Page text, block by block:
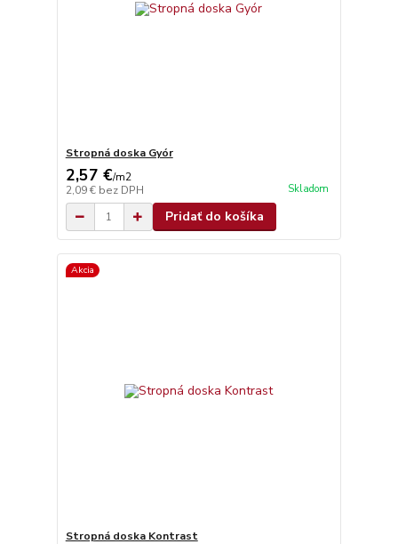
Stropná doska Gyór
2,57 €/m2
2,09 € bez DPH Skladom
Pridať do košíka
Akcia
Stropná doska Kontrast